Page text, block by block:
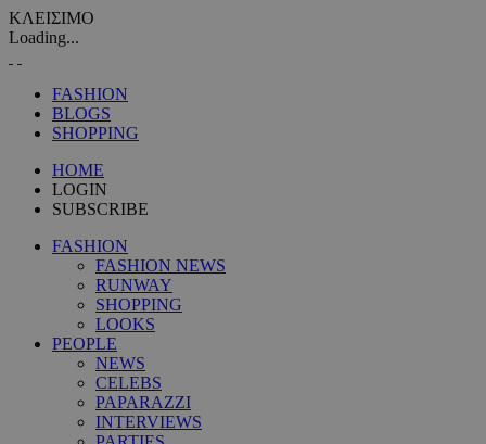
ΚΛΕΙΣΙΜΟ
Loading...
FASHION
BLOGS
SHOPPING
HOME
LOGIN
SUBSCRIBE
FASHION
FASHION NEWS
RUNWAY
SHOPPING
LOOKS
PEOPLE
NEWS
CELEBS
PAPARAZZI
INTERVIEWS